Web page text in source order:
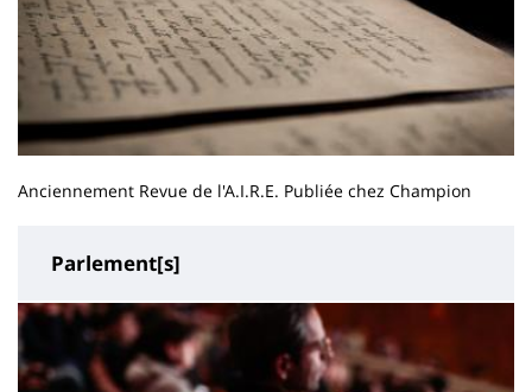
Anciennement Revue de l'A.I.R.E. Publiée chez Champion
Parlement[s]